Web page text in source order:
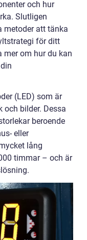
och hur
Slutligen
metoder att tänka
för ditt
om hur du kan
(LED) som är
och bilder. Dessa
beroende
eller
lång
timmar – och är